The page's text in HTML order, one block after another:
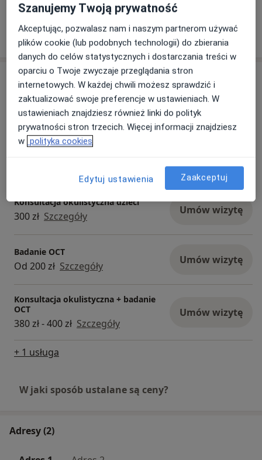
Lek. Marta Wodzisławska nieustannie rozwija
swoje kompetencje, uczestnicząc w szkoleniach,
konferencjach i kursach doskonalących, aby
zapewnić pacjentom dostęp do najnowszych
metod leczenia i diagnostyki.
Zakres konsultacji obejmuje m.in.:
- diagnostykę i leczenie chorób oczu
- badania okulistyczne dla dzieci i dorosłych
- dobór korekcji wzroku tj. krótkowzroczność,
- diagnostykę i leczenie jaskry i zaćmy
- diagnostykę i leczenie chorób siatkówki
Dzięki empatycznemu podejściu i cierpliwości
Usługi i ceny
Konsultacja okulistyczna
Od 280 zł Szczegóły Umów wizytę
Konsultacja okulistyczna dzieci
300 zł Szczegóły Umów wizytę
Badanie OCT
Od 200 zł Szczegóły Umów wizytę
Konsultacja okulistyczna + badanie
OCT
380 zł - 400 zł Szczegóły
Umów wizytę
+ 1 usługa
W jaki sposób ustalane są ceny?
Adresy (2)
Szanujemy Twoją prywatność
Akceptując, pozwalasz nam i naszym partnerom używać
plików cookie (lub podobnych technologii) do zbierania
danych do celów statystycznych i dostarczania treści w
oparciu o Twoje zwyczaje przeglądania stron
internetowych. W każdej chwili możesz sprawdzić i
zaktualizować swoje preferencje w ustawieniach. W
ustawieniach znajdziesz również linki do polityk
prywatności stron trzecich. Więcej informacji znajdziesz
w polityka cookies
Edytuj ustawienia Zaakceptuj